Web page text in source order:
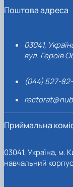
Поштова адреса
03041,
вул. Героїв
(044) 527-
Приймальна
03041, Україна, м.
навчальний